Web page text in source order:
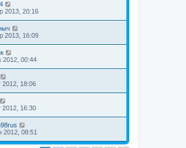
2013, 20:16
2013, 16:09
2012, 00:44
2012, 18:06
2012, 16:30
2012, 08:51